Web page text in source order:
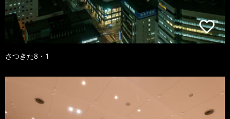
さつきた8・1